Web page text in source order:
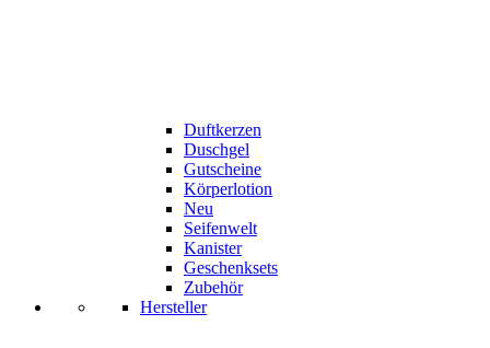
Duftkerzen
Duschgel
Gutscheine
Körperlotion
Neu
Seifenwelt
Kanister
Geschenksets
Zubehör
Hersteller